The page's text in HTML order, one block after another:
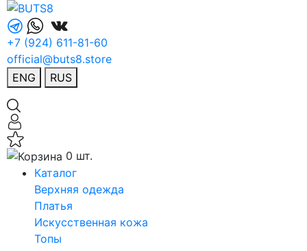
+7 (924) 611-81-60
official@buts8.store
ENG
RUS
0 шт.
Каталог
Верхняя одежда
Платья
Искусственная кожа
Топы